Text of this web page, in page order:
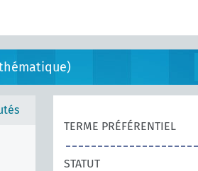
TERME PRÉFÉRENTIEL
STATUT